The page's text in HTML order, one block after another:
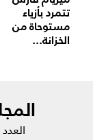
تتمرد بأزياء
مستوحاة من
الخزانة...
العدد 1098 | تموز 2026